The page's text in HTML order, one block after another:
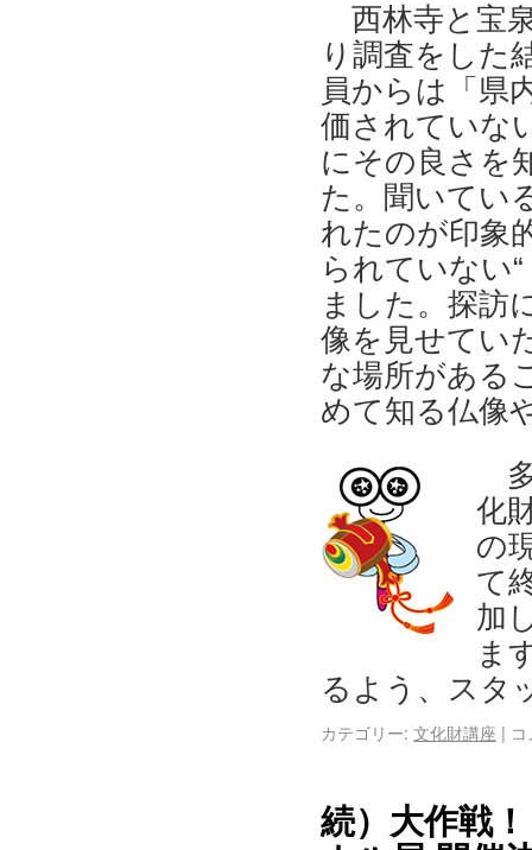
西林寺と宝
り調査をした
員からは「県
価されていな
にその良さを
た。聞いてい
れたのが印象
られていない
ました。探訪
像を見せてい
な場所がある
めて知る仏像
化
の
て
加
ま
るよう、スタ
カテゴリー: 文化財講座 |
続）大作戦